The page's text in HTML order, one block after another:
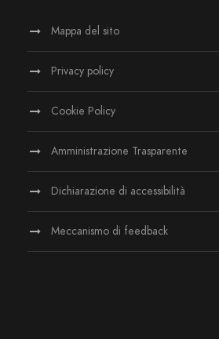
Mappa del sito
Privacy policy
Cookie Policy
Amministrazione Trasparente
Dichiarazione di accessibilità
Meccanismo di feedback